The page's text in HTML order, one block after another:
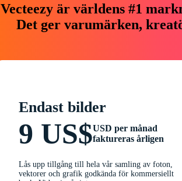
Vecteezy är världens #1
Det ger varumärken,
Endast bilder
9 US$USD per månad
faktureras årligen
Lås upp tillgång till hela vår samling av foton,
vektorer och grafik godkända för kommersiellt